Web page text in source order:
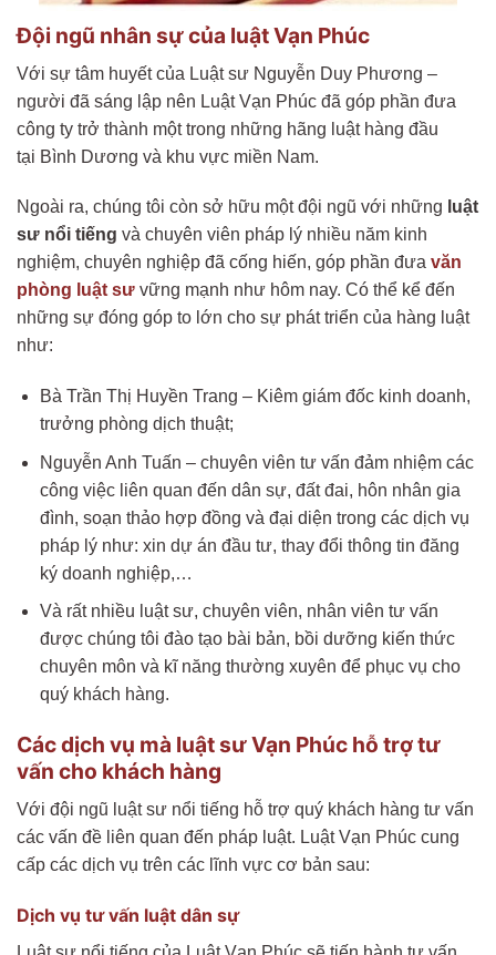
Đội ngũ nhân sự của luật Vạn Phúc
Với sự tâm huyết của Luật sư Nguyễn Duy Phương –
người đã sáng lập nên Luật Vạn Phúc đã góp phần đưa
công ty trở thành một trong những hãng luật hàng đầu
tại Bình Dương và khu vực miền Nam.
Ngoài ra, chúng tôi còn sở hữu một đội ngũ với những luật
sư nổi tiếng và chuyên viên pháp lý nhiều năm kinh
nghiệm, chuyên nghiệp đã cống hiến, góp phần đưa văn
phòng luật sư vững mạnh như hôm nay. Có thể kể đến
những sự đóng góp to lớn cho sự phát triển của hàng luật
như:
Bà Trần Thị Huyền Trang – Kiêm giám đốc kinh doanh,
trưởng phòng dịch thuật;
Nguyễn Anh Tuấn – chuyên viên tư vấn đảm nhiệm các
công việc liên quan đến dân sự, đất đai, hôn nhân gia
đình, soạn thảo hợp đồng và đại diện trong các dịch vụ
pháp lý như: xin dự án đầu tư, thay đổi thông tin đăng
ký doanh nghiệp,…
Và rất nhiều luật sư, chuyên viên, nhân viên tư vấn
được chúng tôi đào tạo bài bản, bồi dưỡng kiến thức
chuyên môn và kĩ năng thường xuyên để phục vụ cho
quý khách hàng.
Các dịch vụ mà luật sư Vạn Phúc hỗ trợ tư
vấn cho khách hàng
Với đội ngũ luật sư nổi tiếng hỗ trợ quý khách hàng tư vấn
các vấn đề liên quan đến pháp luật. Luật Vạn Phúc cung
cấp các dịch vụ trên các lĩnh vực cơ bản sau:
Dịch vụ tư vấn luật dân sự